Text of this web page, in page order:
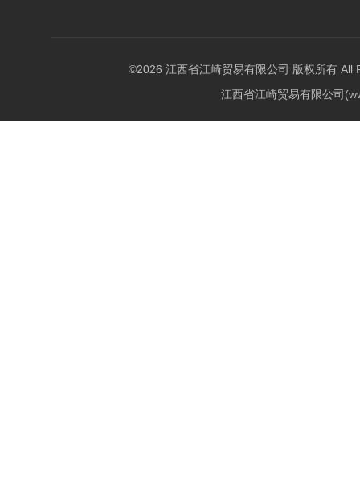
©2026 江西省江崎贸易有限公司 版权所有 All
江西省江崎贸易有限公司